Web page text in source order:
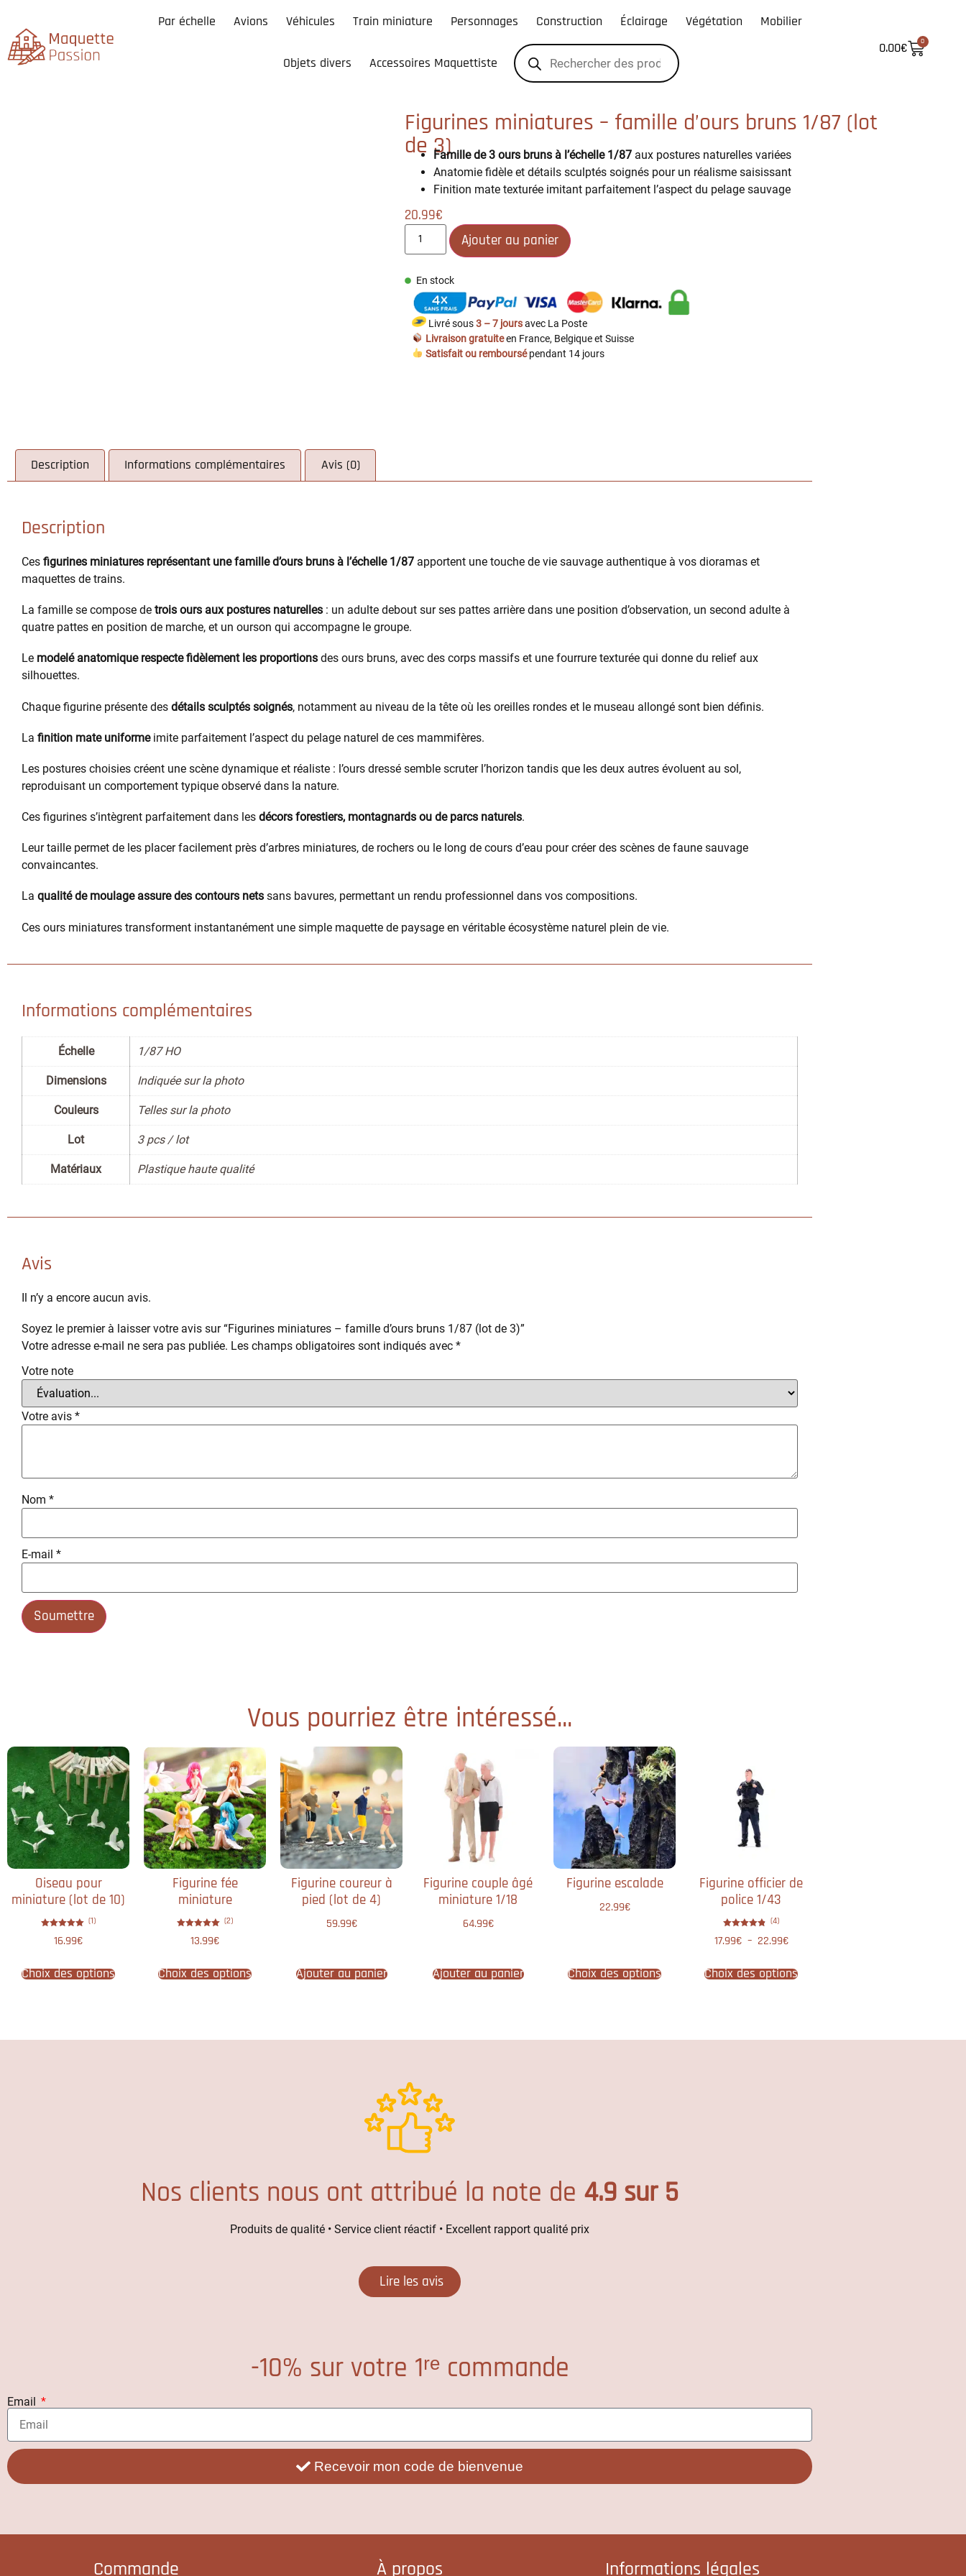
Par échelle Avions Véhicules Train miniature Personnages Construction Éclairage Végétation Mobilier
Objets divers Accessoires Maquettiste
0.00€ 0
Figurines miniatures – famille d’ours bruns 1/87 (lot
de 3)Famille de 3 ours bruns à l’échelle 1/87aux postures naturelles variées
Anatomie fidèle et détails sculptés soignés pour un réalisme saisissant
Finition mate texturée imitant parfaitement l’aspect du pelage sauvage
20.99€
Ajouter au panier
En stock
Livré sous3 – 7 joursavec La Poste
Livraison gratuiteen France, Belgique et Suisse
Satisfait ou remboursépendant 14 jours
Description Informations complémentaires Avis (0)
Description
Ces figurines miniatures représentant une famille d’ours bruns à l’échelle 1/87 apportent une touche de vie sauvage authentique à vos dioramas et
maquettes de trains.
La famille se compose de trois ours aux postures naturelles : un adulte debout sur ses pattes arrière dans une position d’observation, un second adulte à
quatre pattes en position de marche, et un ourson qui accompagne le groupe.
Le modelé anatomique respecte fidèlement les proportions des ours bruns, avec des corps massifs et une fourrure texturée qui donne du relief aux
silhouettes.
Chaque figurine présente des détails sculptés soignés, notamment au niveau de la tête où les oreilles rondes et le museau allongé sont bien définis.
La finition mate uniformeimite parfaitement l’aspect du pelage naturel de ces mammifères.
Les postures choisies créent une scène dynamique et réaliste : l’ours dressé semble scruter l’horizon tandis que les deux autres évoluent au sol,
reproduisant un comportement typique observé dans la nature.
Ces figurines s’intègrent parfaitement dans les décors forestiers, montagnards ou de parcs naturels.
Leur taille permet de les placer facilement près d’arbres miniatures, de rochers ou le long de cours d’eau pour créer des scènes de faune sauvage
convaincantes.
La qualité de moulage assure des contours nets sans bavures, permettant un rendu professionnel dans vos compositions.
Ces ours miniatures transforment instantanément une simple maquette de paysage en véritable écosystème naturel plein de vie.
Informations complémentaires
Échelle 1/87 HO
Dimensions Indiquée sur la photo
Couleurs Telles sur la photo
Lot 3 pcs / lot
Matériaux Plastique haute qualité
Avis
Il n’y a encore aucun avis.
Soyez le premier à laisser votre avis sur “Figurines miniatures – famille d’ours bruns 1/87 (lot de 3)”
Votre adresse e-mail ne sera pas publiée. Les champs obligatoires sont indiqués avec *
Votre note
Votre avis *
Nom *
E-mail *
Vous pourriez être intéressé...
Oiseau pour
miniature (lot de 10)
5.00
(1)
16.99€
Choix des options
Figurine fée
miniature
5.00
(2)
13.99€
Choix des options
Figurine coureur à
pied​ (lot de 4)
59.99€
Ajouter au panier
Figurine couple âgé
miniature 1/18
64.99€
Ajouter au panier
Figurine escalade
22.99€
Choix des options
Figurine officier de
police 1/43
4.75
(4)
17.99€ – 22.99€
Choix des options
Nos clients nous ont attribué la note de 4.9 sur 5
Produits de qualité • Service client réactif • Excellent rapport qualité prix
Lire les avis
-10% sur votre 1ʳᵉ commande
Email
Recevoir mon code de bienvenue
Commande À propos Informations légales